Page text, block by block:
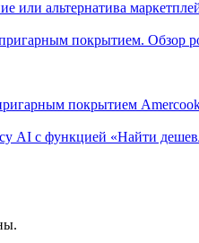
или альтернатива
покрытием. Обзор
покрытием Amercook
AI с функцией «Найти